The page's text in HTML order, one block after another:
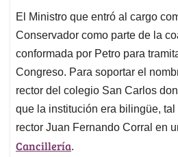
El Ministro que entró al cargo
Conservador como parte de la
conformada por Petro para
Congreso. Para soportar el
rector del colegio San Carlos
que la institución era bilingüe, tal
rector Juan Fernando Corral en
Cancillería.